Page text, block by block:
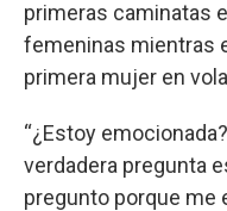
primeras caminatas
femeninas mientras
primera mujer en
“¿Estoy
verdadera pregunta
pregunto porque me